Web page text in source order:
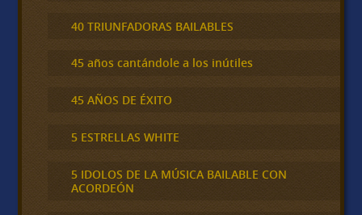
40 TRIUNFADORAS BAILABLES
45 años cantándole a los inútiles
45 AÑOS DE ÉXITO
5 ESTRELLAS WHITE
5 IDOLOS DE LA MÚSICA BAILABLE CON
ACORDEÓN